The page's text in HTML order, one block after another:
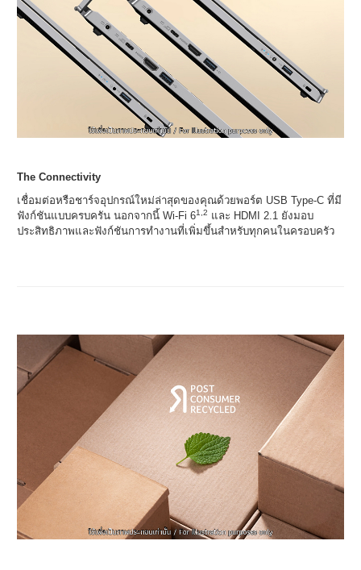
The Connectivity
เชื่อมต่อหรือชาร์จอุปกรณ์ใหม่ล่าสุดของคุณด้วยพอร์ต USB Type-C ที่มี
ฟังก์ชันแบบครบครัน นอกจากนี้ Wi-Fi 61,2 และ HDMI 2.1 ยังมอบ
ประสิทธิภาพและฟังก์ชันการทำงานที่เพิ่มขึ้นสำหรับทุกคนในครอบครัว